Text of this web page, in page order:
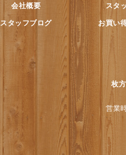
会社概要
スタ
スタッフブログ
お買い
枚
営業